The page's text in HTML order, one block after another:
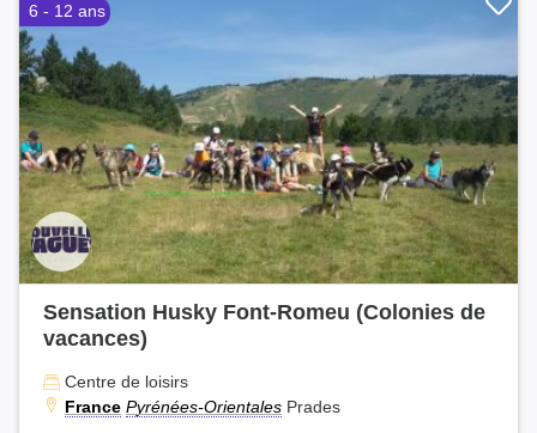
6 - 12 ans
Sensation Husky Font-Romeu (Colonies de
vacances)
Centre de loisirs
France Pyrénées-Orientales Prades